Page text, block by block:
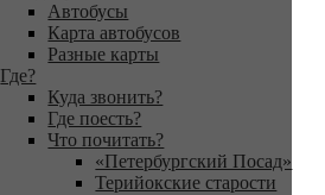
Автобусы
Карта автобусов
Разные карты
Где?
Куда звонить?
Где поесть?
Что почитать?
«Петербургский Посад»
Терийокские старости